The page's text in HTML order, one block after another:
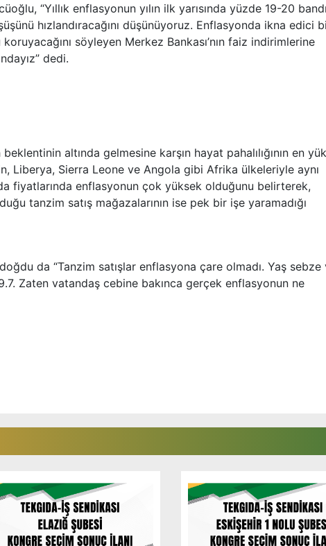
“Yıllık enflasyonun yılın ilk yarısında yüzde 19-20
hızlandıracağını düşünüyoruz. Enflasyonda ikna edici
söyleyen Merkez Bankası’nın faiz indirimlerine
dedi.
altında gelmesine karşın hayat pahalılığının en
Liberya, Sierra Leone ve Angola gibi Afrika ülkeleriyle aynı
fiyatlarında enflasyonun çok yüksek olduğunu belirterek,
tanzim satış mağazalarının ise pek bir işe yaramadığı
da “Tanzim satışlar enflasyona çare olmadı. Yaş sebze
Zaten vatandaş cebine bakınca gerçek enflasyonun ne